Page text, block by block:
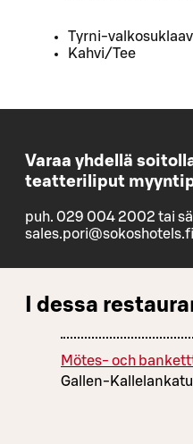
Tyrni-
Kahvi/Tee
Varaa yhdellä
teatteriliput
puh. 029 004 2002 tai
sales.pori@sokoshotels.fi
I dessa
Mötes- och
Gallen-